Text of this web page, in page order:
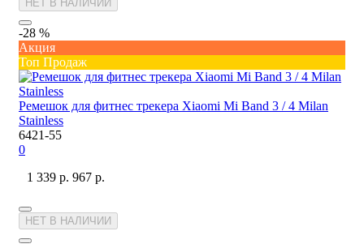
НЕТ В НАЛИЧИИ
-28 %
Акция
Топ Продаж
Ремешок для фитнес трекера Xiaomi Mi Band 3 / 4 Milan
Stainless
6421-55
0
1 339 р. 967 р.
НЕТ В НАЛИЧИИ